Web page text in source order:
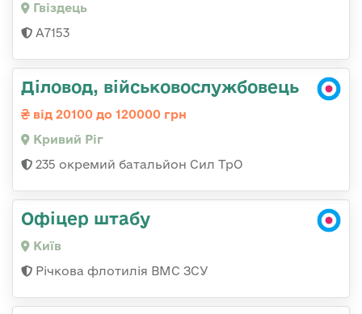
Гвiздець
А7153
Діловод, військовослужбовець
від 20100 до 120000 грн
Кривий Ріг
235 окремий батальйон Сил ТрО
Офіцер штабу
Київ
Річкова флотилія ВМС ЗСУ